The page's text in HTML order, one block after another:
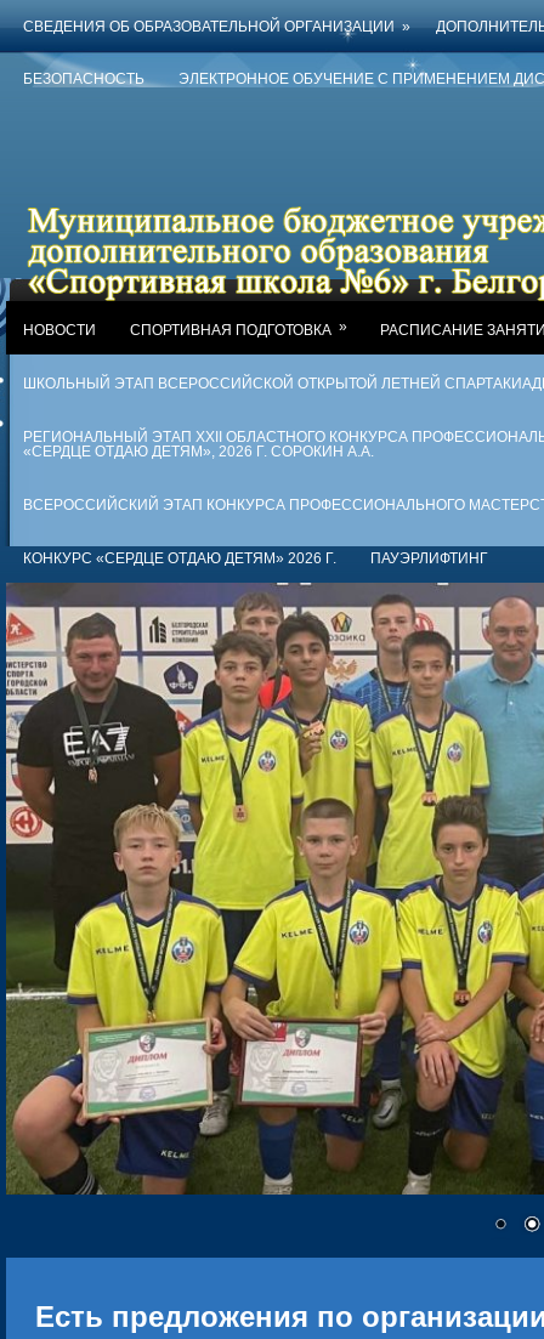
СВЕДЕНИЯ ОБ ОБРАЗОВАТЕЛЬНОЙ ОРГАНИЗАЦИИ »
БЕЗОПАСНОСТЬ ЭЛЕКТРОННОЕ ОБУЧЕНИЕ С ПРИМЕНЕНИЕМ
НОВОСТИ СПОРТИВНАЯ ПОДГОТОВКА » РАСПИСАНИЕ
ШКОЛЬНЫЙ ЭТАП ВСЕРОССИЙСКОЙ ОТКРЫТОЙ ЛЕТНЕЙ
РЕГИОНАЛЬНЫЙ ЭТАП XXII ОБЛАСТНОГО КОНКУРСА
«СЕРДЦЕ ОТДАЮ ДЕТЯМ», 2026 Г. СОРОКИН А.А.
ВСЕРОССИЙСКИЙ ЭТАП КОНКУРСА ПРОФЕССИОНАЛЬНОГО
КОНКУРС «СЕРДЦЕ ОТДАЮ ДЕТЯМ» 2026 Г. ПАУЭРЛИФТИНГ
Есть предложения по